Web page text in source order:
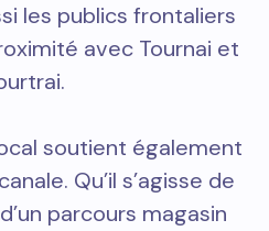
les publics frontaliers
avec Tournai et
soutient également
Qu’il s’agisse de
parcours magasin